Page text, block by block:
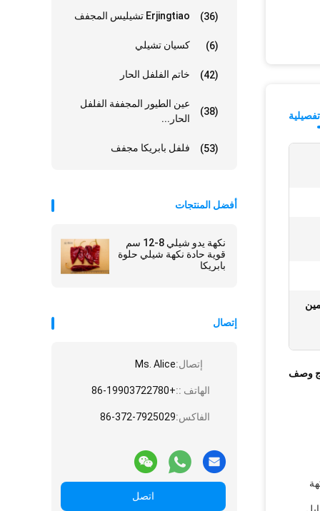
Erjingtiao تشيليس المجفف (36)
كسيان تشيلي (6)
خاتم الفلفل الحار (42)
عين الطيور المجففة الفلفل
الحار...
(38)
فلفل بابريكا مجفف (53)
أفضل المنتجات
نكهة يدو شيلي 8-12 سم
قوية حادة نكهة شيلي حلوة
بابريكا
إتصال
إتصال:Ms. Alice
الهاتف ::+86-19903722780
الفاكس:86-372-7925029
اتصل
وصف
نكهة